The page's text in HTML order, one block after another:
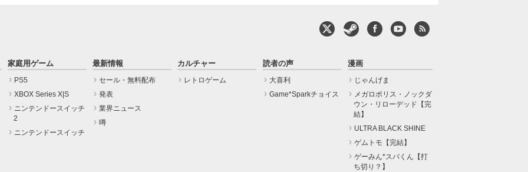
家庭用ゲーム
PS5
XBOX Series X|S
ニンテンドースイッチ
2
ニンテンドースイッチ
最新情報
セール・無料配布
発表
業界ニュース
噂
カルチャー
レトロゲーム
読者の声
大喜利
Game*Sparkチョイス
漫画
じゃんげま
メガロポリス・ノックダ
ウン・リローデッド【完
結】
ULTRA BLACK SHINE
ゲムトモ【完結】
ゲーみん*スパくん【打
ち切り？】